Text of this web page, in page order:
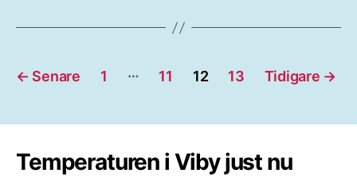
Sidnumrering
inlägg
← Senare 1 … 11 12 13 Tidigare →
Temperaturen i Viby just nu